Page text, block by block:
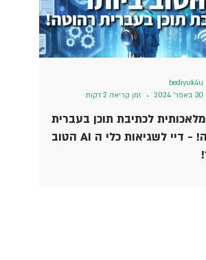
לכתיבת תוכן בעברית
רהוטה! - דיי לשגיאות כלי ה AI הטוב
bediyuk4u
30 באפר׳ 2024
זמן קריאה 2 דקות